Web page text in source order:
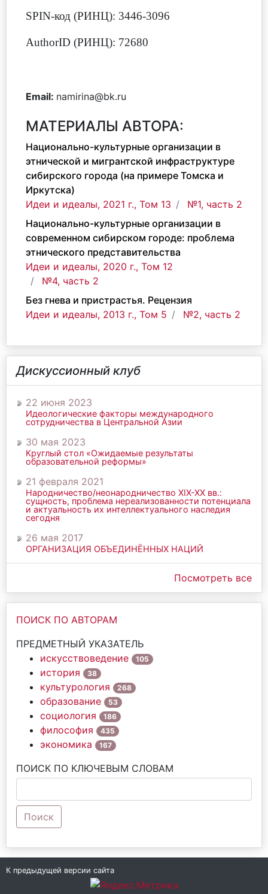
SPIN-код (РИНЦ): 3446-3096
AuthorID (РИНЦ): 72680
Email: namirina@bk.ru
МАТЕРИАЛЫ АВТОРА:
Национально-культурные организации в
этнической и мигрантской инфраструктуре
сибирского города (на примере Томска и
Иркутска)
Идеи и идеалы, 2021 г., Том 13
№1, часть 2
Национально-культурные организации в
современном сибирском городе: проблема
этнического представительства
Идеи и идеалы, 2020 г., Том 12
№4, часть 2
Без гнева и пристрастья. Рецензия
Идеи и идеалы, 2013 г., Том 5
№2, часть 2
Дискуссионный клуб
22 июня 2023
Идеологические факторы международного
сотрудничества в Центральной Азии
30 мая 2023
Круглый стол «Ожидаемые результаты
образовательной реформы»
21 февраля 2021
Народничество/неонародничество ХIХ-ХХ вв.:
сущность, проблема нереализованности потенциала
и актуальность их интеллектуального наследия
сегодня
26 мая 2017
ОРГАНИЗАЦИЯ ОБЪЕДИНЁННЫХ НАЦИЙ
Посмотреть все
ПОИСК ПО АВТОРАМ
ПРЕДМЕТНЫЙ УКАЗАТЕЛЬ
искусствоведение
105
история 38
культурология 268
образование 53
социология 186
философия 435
экономика 167
ПОИСК ПО КЛЮЧЕВЫМ СЛОВАМ
Поиск
К предыдущей версии сайта